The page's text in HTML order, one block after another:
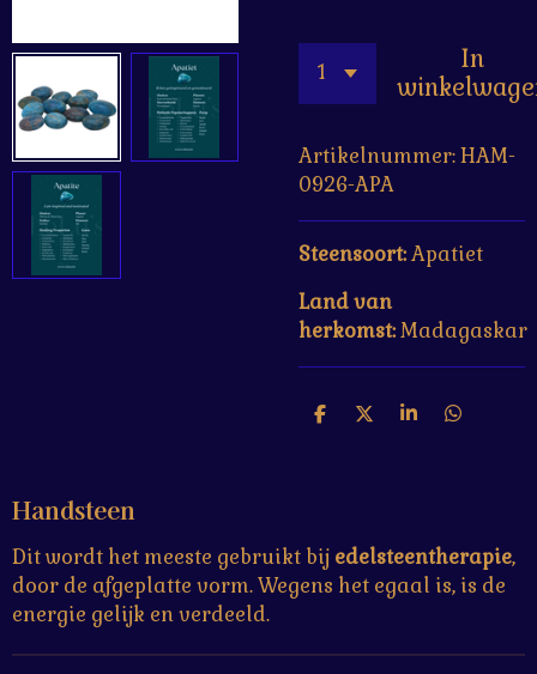
In
Artikelnummer:HAM-
0926-APA
Steensoort:Apatiet
Land van
herkomst:Madagaskar
D
D
S
D
Handsteen
Dit wordt het meeste gebruikt bij edelsteentherapie,
door de afgeplatte vorm. Wegens het egaal is, is de
energie gelijk en verdeeld.